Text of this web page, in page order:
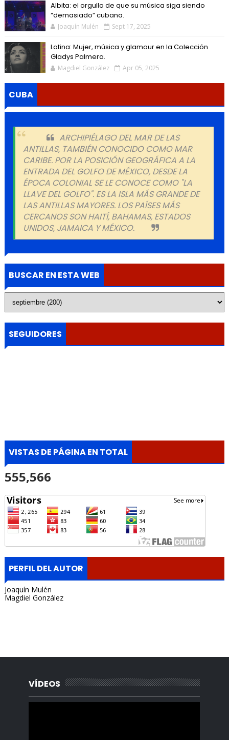
Albita: el orgullo de que su música siga siendo
“demasiado” cubana.
Joaquín Mulén Sept 17, 2025
Latina: Mujer, música y glamour en la Colección
Gladys Palmera.
Magdiel González Apr 05, 2025
CUBA
ARCHIPIÉLAGO DEL MAR DE LAS
ANTILLAS, TAMBIÉN CONOCIDO COMO MAR
CARIBE. POR LA POSICIÓN GEOGRÁFICA A LA
ENTRADA DEL GOLFO DE MÉXICO, DESDE LA
ÉPOCA COLONIAL SE LE CONOCE COMO "LA
LLAVE DEL GOLFO". ES LA ISLA MÁS GRANDE DE
LAS ANTILLAS MAYORES. LOS PAÍSES MÁS
CERCANOS SON HAITÍ, BAHAMAS, ESTADOS
UNIDOS, JAMAICA Y MÉXICO.
BUSCAR EN ESTA WEB
SEGUIDORES
VISTAS DE PÁGINA EN TOTAL
555,566
PERFIL DEL AUTOR
Joaquín Mulén
Magdiel González
VÍDEOS